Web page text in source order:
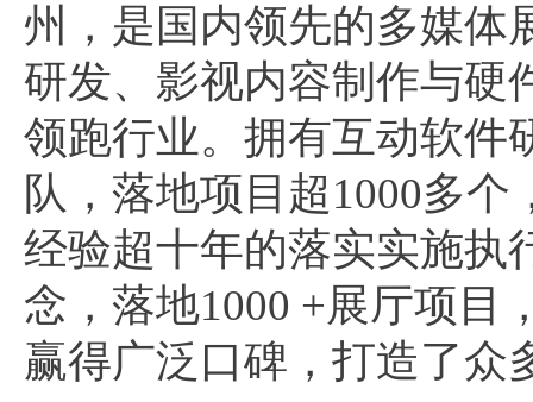
州，是国内领先的多媒体
研发、影视内容制作与硬
领跑行业。拥有互动软件
队，落地项目超1000多
经验超十年的落实实施执
念，落地1000 +展厅项目
赢得广泛口碑，打造了众